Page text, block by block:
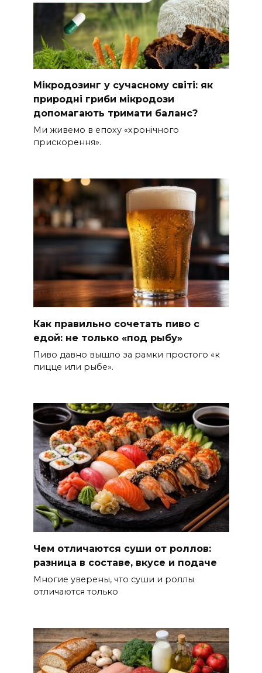
Мікродозинг у сучасному світі: як
природні гриби мікродози
допомагають тримати баланс?
Ми живемо в епоху «хронічного
прискорення».
Как правильно сочетать пиво с
едой: не только «под рыбу»
Пиво давно вышло за рамки простого «к
пицце или рыбе».
Чем отличаются суши от роллов:
разница в составе, вкусе и подаче
Многие уверены, что суши и роллы
отличаются только